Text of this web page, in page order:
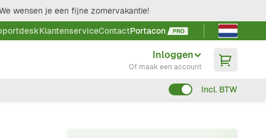
wensen je een fijne zomervakantie!
KlantenserviceContactPortacon
Taal kiezen
Inloggen
Of maak een account
Incl. BTW